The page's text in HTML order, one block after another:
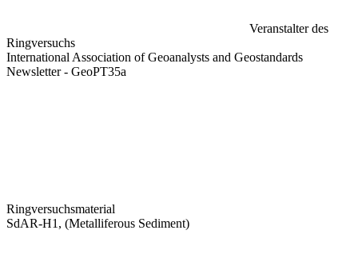
Veranstalter des
Ringversuchs
International Association of Geoanalysts and Geostandards
Newsletter - GeoPT35a
Ringversuchsmaterial
SdAR-H1, (Metalliferous Sediment)